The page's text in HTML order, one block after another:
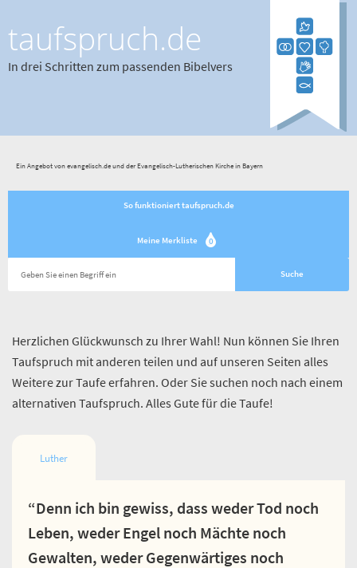
taufspruch.de
In drei Schritten zum passenden Bibelvers
Ein Angebot von evangelisch.de und der Evangelisch-Lutherischen Kirche in Bayern
So funktioniert taufspruch.de
Meine Merkliste 0
Herzlichen Glückwunsch zu Ihrer Wahl! Nun können Sie Ihren
Taufspruch mit anderen teilen und auf unseren Seiten alles
Weitere zur Taufe erfahren. Oder Sie suchen noch nach einem
alternativen Taufspruch. Alles Gute für die Taufe!
Luther
“Denn ich bin gewiss, dass weder Tod noch
Leben, weder Engel noch Mächte noch
Gewalten, weder Gegenwärtiges noch